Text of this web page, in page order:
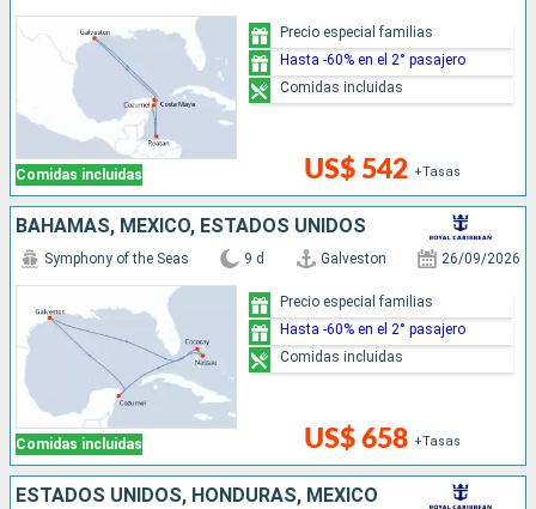
Comidas incluidas US$ 542 +Tasas
Precio especial familias
Hasta -60% en el 2° pasajero
Comidas incluidas
BAHAMAS, MÉXICO, ESTADOS UNIDOS
Comidas incluidas
Symphony of the Seas 9 d Galveston 26/09/2026
US$ 658 +Tasas
Precio especial familias
Hasta -60% en el 2° pasajero
Comidas incluidas
ESTADOS UNIDOS, HONDURAS, MÉXICO